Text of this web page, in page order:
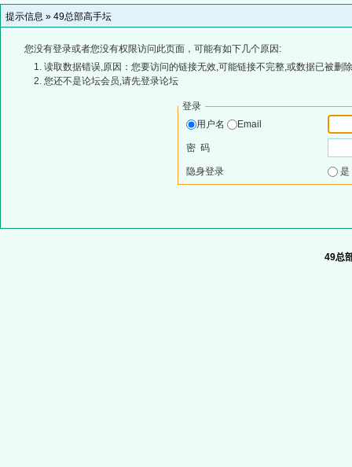
提示信息 » 49总部高手坛
您没有登录或者您没有权限访问此页面，可能有如下几个原因:
读取数据错误,原因：您要访问的链接无效,可能链接不完整,或数据已被删
您还不是论坛会员,请先登录论坛
登录
用户名
Email
密 码
隐身登录
49总